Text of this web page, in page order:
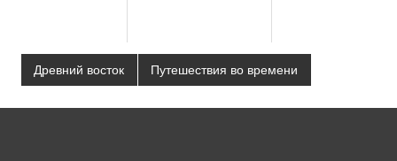
Древний восток Путешествия во времени